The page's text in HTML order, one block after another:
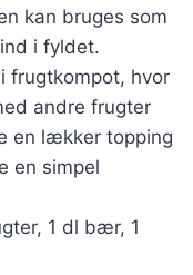
kan bruges som
i fyldet.
frugtkompot, hvor
andre frugter
en lækker topping
en simpel
1 dl bær, 1